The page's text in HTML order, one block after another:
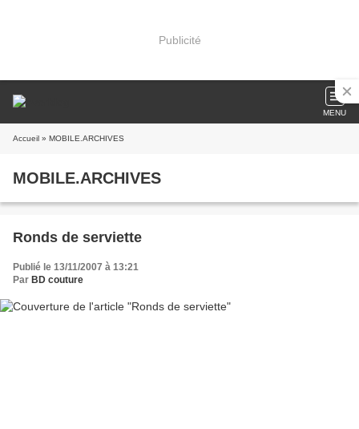
Publicité
MENU
Accueil » MOBILE.ARCHIVES
MOBILE.ARCHIVES
Ronds de serviette
Publié le 13/11/2007 à 13:21
Par BD couture